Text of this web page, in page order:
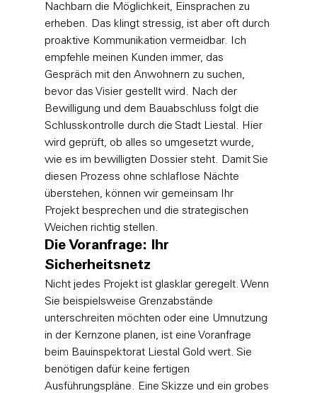
Nachbarn die Möglichkeit, Einsprachen zu
erheben. Das klingt stressig, ist aber oft durch
proaktive Kommunikation vermeidbar. Ich
empfehle meinen Kunden immer, das
Gespräch mit den Anwohnern zu suchen,
bevor das Visier gestellt wird. Nach der
Bewilligung und dem Bauabschluss folgt die
Schlusskontrolle durch die Stadt Liestal. Hier
wird geprüft, ob alles so umgesetzt wurde,
wie es im bewilligten Dossier steht. Damit Sie
diesen Prozess ohne schlaflose Nächte
überstehen, können wir gemeinsam Ihr
Projekt besprechen und die strategischen
Weichen richtig stellen.
Die Voranfrage: Ihr
Sicherheitsnetz
Nicht jedes Projekt ist glasklar geregelt. Wenn
Sie beispielsweise Grenzabstände
unterschreiten möchten oder eine Umnutzung
in der Kernzone planen, ist eine Voranfrage
beim Bauinspektorat Liestal Gold wert. Sie
benötigen dafür keine fertigen
Ausführungspläne. Eine Skizze und ein grobes